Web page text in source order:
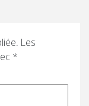
Les
*